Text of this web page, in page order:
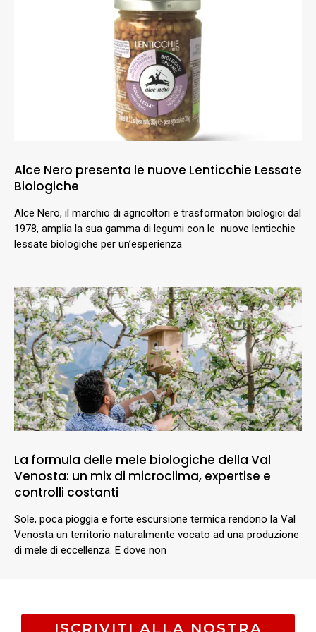
Alce Nero presenta le nuove Lenticchie Lessate
Biologiche
Alce Nero, il marchio di agricoltori e trasformatori biologici dal
1978, amplia la sua gamma di legumi con le nuove lenticchie
lessate biologiche per un’esperienza
La formula delle mele biologiche della Val
Venosta: un mix di microclima, expertise e
controlli costanti
Sole, poca pioggia e forte escursione termica rendono la Val
Venosta un territorio naturalmente vocato ad una produzione
di mele di eccellenza. E dove non
ISCRIVITI ALLA NOSTRA